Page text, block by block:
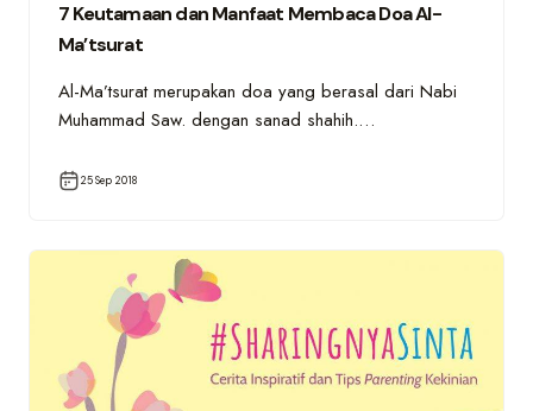
7 Keutamaan dan Manfaat Membaca Doa Al-
Ma’tsurat
Al-Ma’tsurat merupakan doa yang berasal dari Nabi
Muhammad Saw. dengan sanad shahih.…
25 Sep 2018